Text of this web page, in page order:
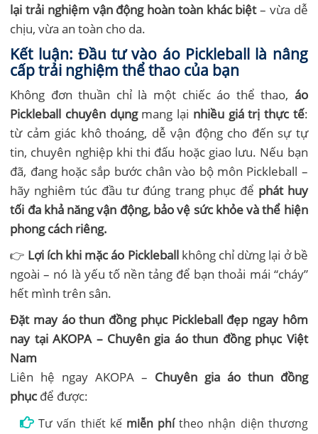
lại trải nghiệm vận động hoàn toàn khác biệt– vừa dễ
chịu, vừa an toàn cho da.
Kết luận: Đầu tư vào áo Pickleball là nâng
cấp trải nghiệm thể thao của bạn
Không đơn thuần chỉ là một chiếc áo thể thao, áo
Pickleball chuyên dụngmang lại nhiều giá trị thực tế:
từ cảm giác khô thoáng, dễ vận động cho đến sự tự
tin, chuyên nghiệp khi thi đấu hoặc giao lưu. Nếu bạn
đã, đang hoặc sắp bước chân vào bộ môn Pickleball –
hãy nghiêm túc đầu tư đúng trang phục để phát huy
tối đa khả năng vận động, bảo vệ sức khỏe và thể hiện
phong cách riêng.
👉 Lợi ích khi mặc áo Pickleballkhông chỉ dừng lại ở bề
ngoài – nó là yếu tố nền tảng để bạn thoải mái “cháy”
hết mình trên sân.
Đặt may áo thun đồng phục Pickleball đẹp ngay hôm
nay tại AKOPA – Chuyên gia áo thun đồng phục Việt
Nam
Liên hệ ngay AKOPA – Chuyên gia áo thun đồng
phục để được:
Tư vấn thiết kế miễn phítheo nhận diện thương